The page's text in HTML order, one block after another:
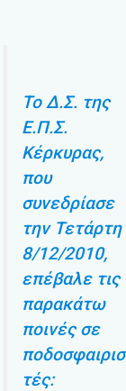
Το Δ.Σ. της
Ε.Π.Σ.
Κέρκυρας,
που
συνεδρίασε
την Τετάρτη
8/12/2010,
επέβαλε τις
παρακάτω
ποινές σε
ποδοσφαιρισ
τές: